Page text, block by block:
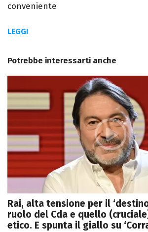
conveniente
LEGGI
Potrebbe interessarti anche
Rai, alta tensione per il
ruolo del Cda e quello
etico. E spunta il giallo su